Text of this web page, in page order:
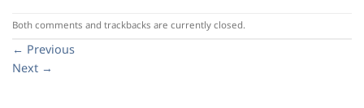
Both comments and trackbacks are currently closed.
← Previous
Next →